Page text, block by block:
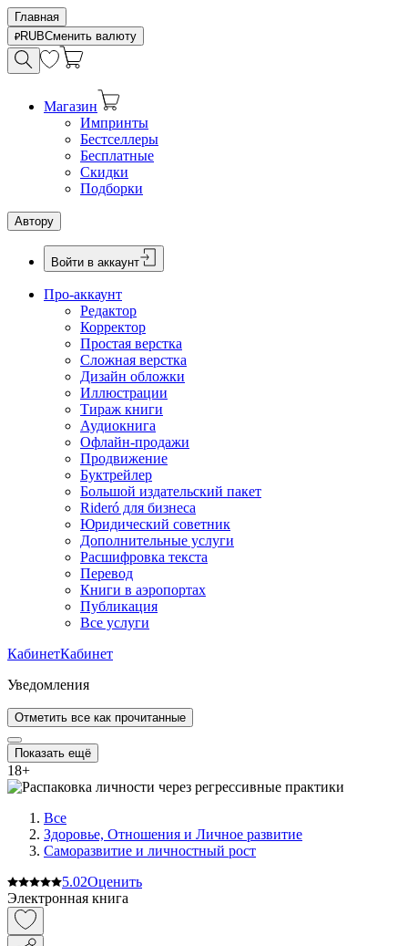
Главная
RUBСменить валюту
Магазин
Импринты
Бестселлеры
Бесплатные
Скидки
Подборки
Автору
Войти в аккаунт
Про-аккаунт
Редактор
Корректор
Простая верстка
Сложная верстка
Дизайн обложки
Иллюстрации
Тираж книги
Аудиокнига
Офлайн-продажи
Продвижение
Буктрейлер
Большой издательский пакет
Rideró для бизнеса
Юридический советник
Дополнительные услуги
Расшифровка текста
Перевод
Книги в аэропортах
Публикация
Все услуги
КабинетКабинет
Уведомления
Отметить все как прочитанные
Показать ещё
18+
Все
Здоровье, Отношения и Личное развитие
Саморазвитие и личностный рост
5.02Оценить
Электронная книга